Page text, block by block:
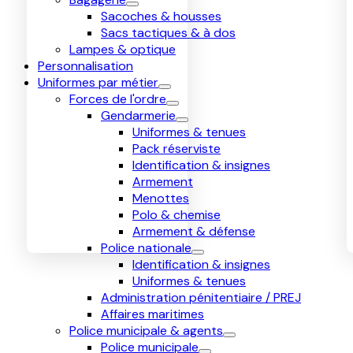
Sacoches & housses
Sacs tactiques & à dos
Lampes & optique
Personnalisation
Uniformes par métier
Forces de l'ordre
Gendarmerie
Uniformes & tenues
Pack réserviste
Identification & insignes
Armement
Menottes
Polo & chemise
Armement & défense
Police nationale
Identification & insignes
Uniformes & tenues
Administration pénitentiaire / PREJ
Affaires maritimes
Police municipale & agents
Police municipale